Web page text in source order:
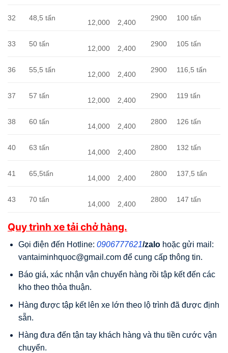
32 48,5 tấn
12,000 2,400
2900 100 tấn
33 50 tấn
12,000 2,400
2900 105 tấn
36 55,5 tấn
12,000 2,400
2900 116,5 tấn
37 57 tấn
12,000 2,400
2900 119 tấn
38 60 tấn
14,000 2,400
2800 126 tấn
40 63 tấn
14,000 2,400
2800 132 tấn
41 65,5tấn
14,000 2,400
2800 137,5 tấn
43 70 tấn
14,000 2,400
2800 147 tấn
Quy trình xe tải chở hàng.
Gọi điện đến Hotline: 0906777621/zalo hoặc gửi mail:
vantaiminhquoc@gmail.com để cung cấp thông tin.
Báo giá, xác nhận vận chuyển hàng rồi tập kết đến các
kho theo thỏa thuận.
Hàng được tập kết lên xe lớn theo lộ trình đã được định
sẵn.
Hàng đưa đến tận tay khách hàng và thu tiền cước vận
chuyển.